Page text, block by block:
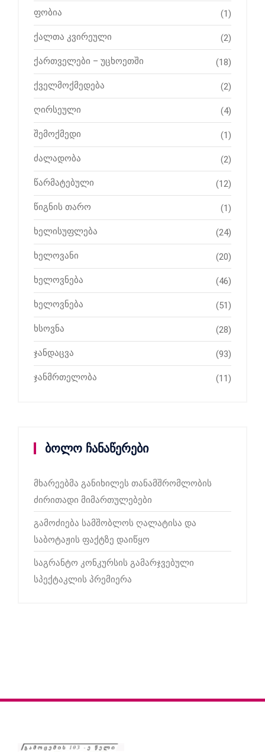
ფობია (1)
ქალთა კვირეული (2)
ქართველები – უცხოეთში (18)
ქველმოქმედება (2)
ღირსეული (4)
შემოქმედი (1)
ძალადობა (2)
წარმატებული (12)
წიგნის თარო (1)
ხელისუფლება (24)
ხელოვანი (20)
ხელოვნება (46)
ხელოვნება (51)
ხსოვნა (28)
ჯანდაცვა (93)
ჯანმრთელობა (11)
ბოლო ჩანაწერები
მხარეებმა განიხილეს თანამშრომლობის
ძირითადი მიმართულებები
გამოძიება სამშობლოს ღალატისა და
საბოტაჟის ფაქტზე დაიწყო
საგრანტო კონკურსის გამარჯვებული
სპექტაკლის პრემიერა